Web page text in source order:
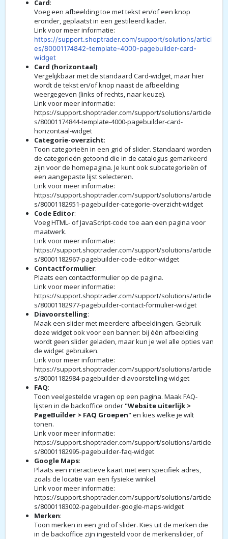
Card:
Voeg een afbeelding toe met tekst en/of een knop
eronder, geplaatst in een gestileerd kader.
Link voor meer informatie:
https://support.shoptrader.com/support/solutions/articl
es/80001174842-template-4000-pagebuilder-card-
widget
Card (horizontaal):
Vergelijkbaar met de standaard Card-widget, maar hier
wordt de tekst en/of knop naast de afbeelding
weergegeven (links of rechts, naar keuze).
Link voor meer informatie:
https://support.shoptrader.com/support/solutions/article
s/80001174844-template-4000-pagebuilder-card-
horizontaal-widget
Categorie-overzicht:
Toon categorieën in een grid of slider. Standaard worden
de categorieën getoond die in de catalogus gemarkeerd
zijn voor de homepagina. Je kunt ook subcategorieën of
een aangepaste lijst selecteren.
Link voor meer informatie:
https://support.shoptrader.com/support/solutions/article
s/80001182951-pagebuilder-categorie-overzicht-widget
Code Editor:
Voeg HTML- of JavaScript-code toe aan een pagina voor
maatwerk.
Link voor meer informatie:
https://support.shoptrader.com/support/solutions/article
s/80001182967-pagebuilder-code-editor-widget
Contactformulier:
Plaats een contactformulier op de pagina.
Link voor meer informatie:
https://support.shoptrader.com/support/solutions/article
s/80001182977-pagebuilder-contact-formulier-widget
Diavoorstelling:
Maak een slider met meerdere afbeeldingen. Gebruik
deze widget ook voor een banner: bij één afbeelding
wordt geen slider geladen, maar kun je wel alle opties van
de widget gebruiken.
Link voor meer informatie:
https://support.shoptrader.com/support/solutions/article
s/80001182984-pagebuilder-diavoorstelling-widget
FAQ:
Toon veelgestelde vragen op een pagina. Maak FAQ-
lijsten in de backoffice onder"Website uiterlijk >
PageBuilder > FAQ Groepen"en kies welke je wilt
tonen.
Link voor meer informatie:
https://support.shoptrader.com/support/solutions/article
s/80001182995-pagebuilder-faq-widget
Google Maps:
Plaats een interactieve kaart met een specifiek adres,
zoals de locatie van een fysieke winkel.
Link voor meer informatie:
https://support.shoptrader.com/support/solutions/article
s/80001183002-pagebuilder-google-maps-widget
Merken:
Toon merken in een grid of slider. Kies uit de merken die
in de backoffice zijn ingesteld voor de merkenslider, of